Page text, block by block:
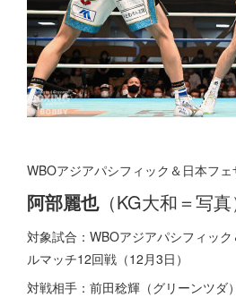
WBOアジアパシフィック＆日本フ
阿部麗也（KG大和＝写真
対象試合：WBOアジアパシフィッ
ルマッチ12回戦（12月3日）
対戦相手：前田稔輝（グリーンツダ）